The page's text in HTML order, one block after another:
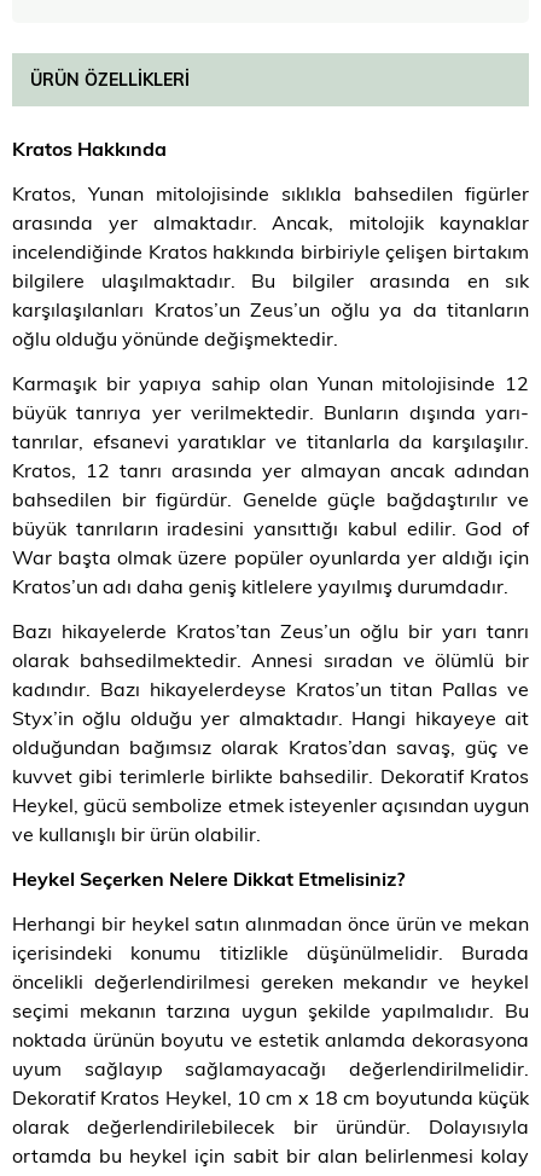
ÜRÜN ÖZELLIKLERI
Kratos Hakkında
Kratos, Yunan mitolojisinde sıklıkla bahsedilen figürler
arasında yer almaktadır. Ancak, mitolojik kaynaklar
incelendiğinde Kratos hakkında birbiriyle çelişen birtakım
bilgilere ulaşılmaktadır. Bu bilgiler arasında en sık
karşılaşılanları Kratos’un Zeus’un oğlu ya da titanların
oğlu olduğu yönünde değişmektedir.
Karmaşık bir yapıya sahip olan Yunan mitolojisinde 12
büyük tanrıya yer verilmektedir. Bunların dışında yarı-
tanrılar, efsanevi yaratıklar ve titanlarla da karşılaşılır.
Kratos, 12 tanrı arasında yer almayan ancak adından
bahsedilen bir figürdür. Genelde güçle bağdaştırılır ve
büyük tanrıların iradesini yansıttığı kabul edilir. God of
War başta olmak üzere popüler oyunlarda yer aldığı için
Kratos’un adı daha geniş kitlelere yayılmış durumdadır.
Bazı hikayelerde Kratos’tan Zeus’un oğlu bir yarı tanrı
olarak bahsedilmektedir. Annesi sıradan ve ölümlü bir
kadındır. Bazı hikayelerdeyse Kratos’un titan Pallas ve
Styx’in oğlu olduğu yer almaktadır. Hangi hikayeye ait
olduğundan bağımsız olarak Kratos’dan savaş, güç ve
kuvvet gibi terimlerle birlikte bahsedilir. Dekoratif Kratos
Heykel, gücü sembolize etmek isteyenler açısından uygun
ve kullanışlı bir ürün olabilir.
Heykel Seçerken Nelere Dikkat Etmelisiniz?
Herhangi bir heykel satın alınmadan önce ürün ve mekan
içerisindeki konumu titizlikle düşünülmelidir. Burada
öncelikli değerlendirilmesi gereken mekandır ve heykel
seçimi mekanın tarzına uygun şekilde yapılmalıdır. Bu
noktada ürünün boyutu ve estetik anlamda dekorasyona
uyum sağlayıp sağlamayacağı değerlendirilmelidir.
Dekoratif Kratos Heykel, 10 cm x 18 cm boyutunda küçük
olarak değerlendirilebilecek bir üründür. Dolayısıyla
ortamda bu heykel için sabit bir alan belirlenmesi kolay